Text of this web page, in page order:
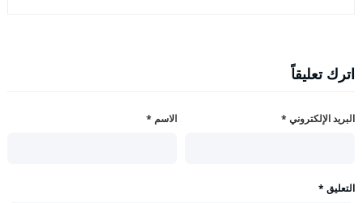
اترك تعليقاً
الاسم * البريد الإلكتروني *
التعليق *